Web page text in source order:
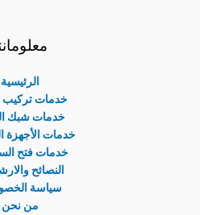
الرئيسية
خدمات تركيب
خدمات شبك
خدمات الأجهزة
خدمات فتح
النصائح
سياسة
من نحن